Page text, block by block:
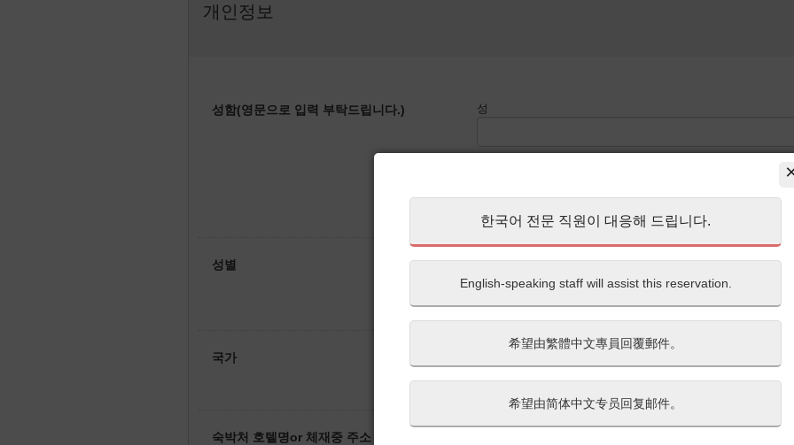
한국어 전문 직원이 대응해 드립니다.
English-speaking staff will assist this reservation.
希望由繁體中文專員回覆郵件。
希望由简体中文专员回复邮件。
개인정보
성함(영문으로 입력 부탁드립니다.) 성
성별
국가 ---
숙박처 호텔명or 체재중 주소